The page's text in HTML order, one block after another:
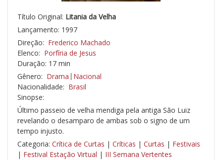
Título Original: Litania da Velha
Lançamento: 1997
Direção: Frederico Machado
Elenco: Porfíria de Jesus
Duração: 17 min
Gênero: Drama Nacional
Nacionalidade: Brasil
Sinopse:
Último passeio de velha mendiga pela antiga São Luiz
revelando o desamparo de ambas sob o signo de um
tempo injusto.
Categoria: Crítica de Curtas | Críticas | Curtas | Festivais
| Festival Estação Virtual | III Semana Vertentes